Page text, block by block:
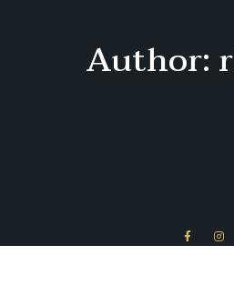
Author: